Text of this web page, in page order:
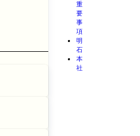
重
要
事
項
明
石
本
社